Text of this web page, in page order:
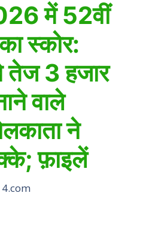
में 52वीं
स्कोर:
तेज 3 हजार
वाले
ने
फ़ाइलें